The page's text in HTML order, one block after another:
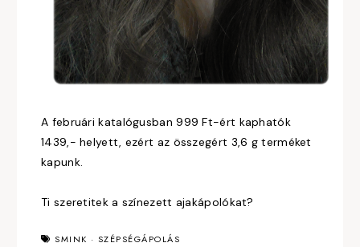
A februári katalógusban 999 Ft-ért kaphatók
1439,- helyett, ezért az összegért 3,6 g terméket
kapunk.
Ti szeretitek a színezett ajakápolókat?
SMINK · SZÉPSÉGÁPOLÁS